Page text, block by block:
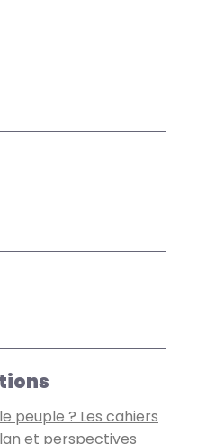
peuple ? Les cahiers
et perspectives